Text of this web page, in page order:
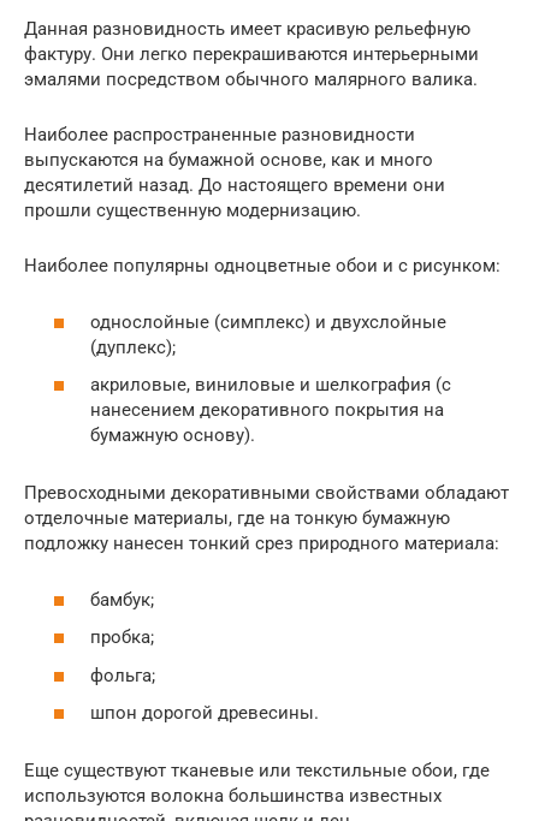
Данная разновидность имеет красивую рельефную
фактуру. Они легко перекрашиваются интерьерными
эмалями посредством обычного малярного валика.
Наиболее распространенные разновидности
выпускаются на бумажной основе, как и много
десятилетий назад. До настоящего времени они
прошли существенную модернизацию.
Наиболее популярны одноцветные обои и с рисунком:
однослойные (симплекс) и двухслойные
(дуплекс);
акриловые, виниловые и шелкография (с
нанесением декоративного покрытия на
бумажную основу).
Превосходными декоративными свойствами обладают
отделочные материалы, где на тонкую бумажную
подложку нанесен тонкий срез природного материала:
бамбук;
пробка;
фольга;
шпон дорогой древесины.
Еще существуют тканевые или текстильные обои, где
используются волокна большинства известных